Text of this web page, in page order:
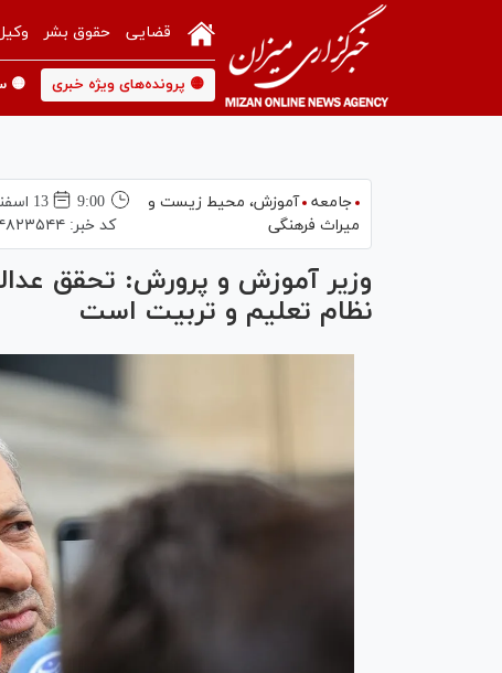
قضایی حقوق بشر
🟡 پرونده‌های ویژه خبری 🟡
جامعه آموزش،‌ محیط زیست و
میراث فرهنگی
9:00
13 اسفند 1403
کد خبر:
وزیر آموزش و پرورش: تحقق
نظام تعلیم و تربیت است